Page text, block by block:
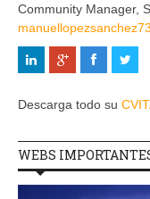
Community Manager,
Descarga todo su
WEBS